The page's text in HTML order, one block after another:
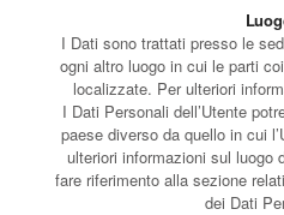
I Dati sono trattati presso le
ogni altro luogo in cui le parti
localizzate. Per ulteriori
I Dati Personali dell’Utente
paese diverso da quello in cui
ulteriori informazioni sul luogo
fare riferimento alla sezione
dei Dati